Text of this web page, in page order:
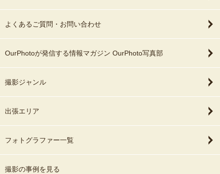
よくあるご質問・お問い合わせ
OurPhotoが発信する情報マガジン OurPhoto写真部
撮影ジャンル
出張エリア
フォトグラファー一覧
撮影の事例を見る